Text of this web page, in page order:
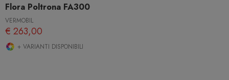
Flora Poltrona FA300
VERMOBIL
€ 263,00
+ VARIANTI DISPONIBILI